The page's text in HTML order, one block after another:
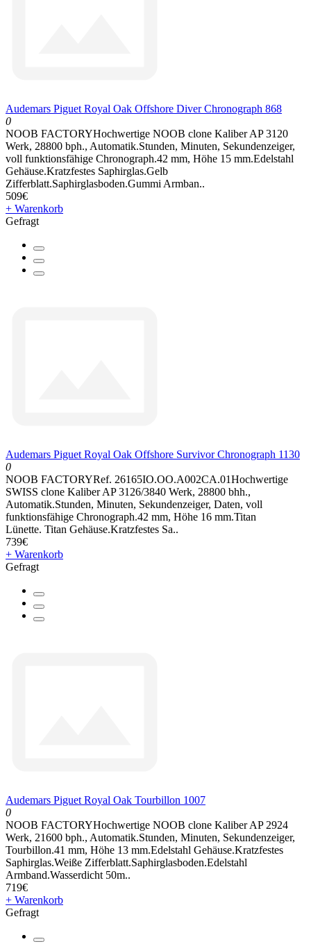
Audemars Piguet Royal Oak Offshore Diver Chronograph 868
0
NOOB FACTORYHochwertige NOOB clone Kaliber AP 3120
Werk, 28800 bph., Automatik.Stunden, Minuten, Sekundenzeiger,
voll funktionsfähige Chronograph.42 mm, Höhe 15 mm.Edelstahl
Gehäuse.Kratzfestes Saphirglas.Gelb
Zifferblatt.Saphirglasboden.Gummi Armban..
509€
+ Warenkorb
Gefragt
Audemars Piguet Royal Oak Offshore Survivor Chronograph 1130
0
NOOB FACTORYRef. 26165IO.OO.A002CA.01Hochwertige
SWISS clone Kaliber AP 3126/3840 Werk, 28800 bhh.,
Automatik.Stunden, Minuten, Sekundenzeiger, Daten, voll
funktionsfähige Chronograph.42 mm, Höhe 16 mm.Titan
Lünette. Titan Gehäuse.Kratzfestes Sa..
739€
+ Warenkorb
Gefragt
Audemars Piguet Royal Oak Tourbillon 1007
0
NOOB FACTORYHochwertige NOOB clone Kaliber AP 2924
Werk, 21600 bph., Automatik.Stunden, Minuten, Sekundenzeiger,
Tourbillon.41 mm, Höhe 13 mm.Edelstahl Gehäuse.Kratzfestes
Saphirglas.Weiße Zifferblatt.Saphirglasboden.Edelstahl
Armband.Wasserdicht 50m..
719€
+ Warenkorb
Gefragt